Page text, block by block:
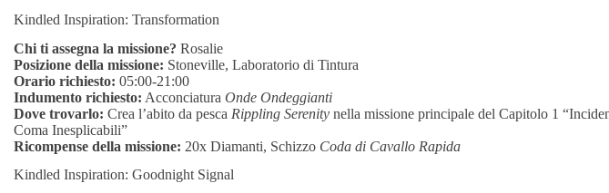
Kindled Inspiration: Transformation
Chi ti assegna la missione? Rosalie
Posizione della missione: Stoneville, Laboratorio di Tintura
Orario richiesto: 05:00-21:00
Indumento richiesto: Acconciatura Onde Ondeggianti
Dove trovarlo: Crea l’abito da pesca Rippling Serenity nella missione principale del Capitolo 1
Coma Inesplicabili”
Ricompense della missione: 20x Diamanti, Schizzo Coda di Cavallo Rapida
Kindled Inspiration: Goodnight Signal